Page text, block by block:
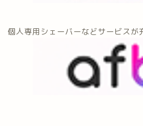
個人専用シェーバーなどサービスが